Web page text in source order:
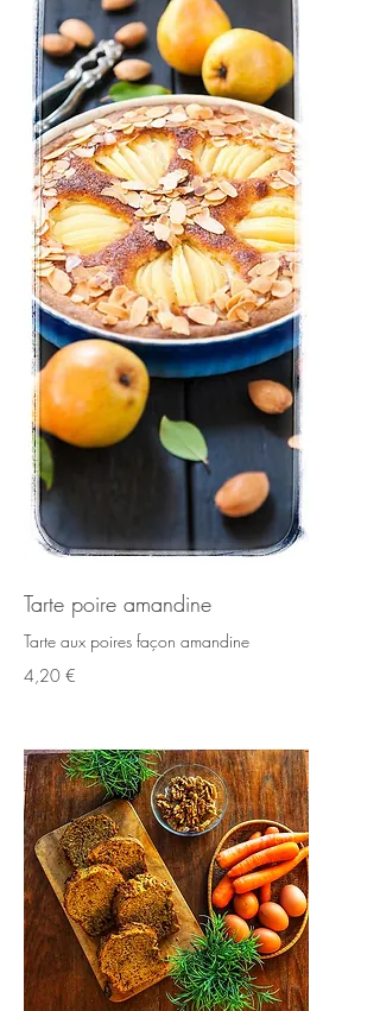
Tarte poire amandine
Tarte aux poires façon amandine
4,20 €